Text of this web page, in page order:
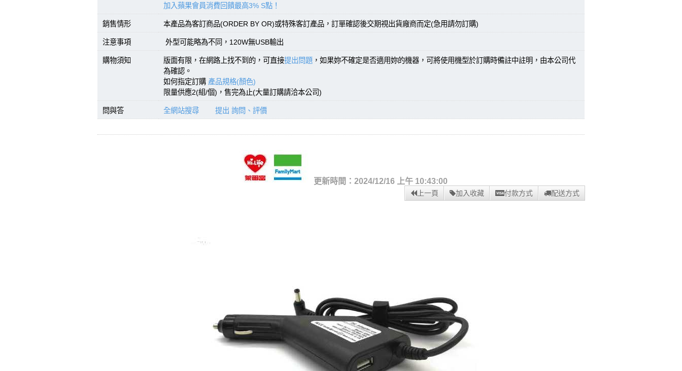
加入蘋果會員消費回饋最高3% S點！
銷售情形 本產品為客訂商品(ORDER BY OR)或特殊客訂產品，訂單確認後交期視出貨廠商而定(急用請勿訂購)
注意事項 外型可能略為不同，120W無USB輸出
購物須知 版面有限，在網路上找不到的，可直接提出問題 ，如果妳不確定是否適用妳的機器，可將使用機型於訂購時備註中註明，由本公司代
為確認。
如何指定訂購 產品規格(顏色)
限量供應2(組/個)，售完為止(大量訂購請洽本公司)
問與答 全網站搜尋 提出 詢問、評價
更新時間：2024/12/16 上午 10:43:00
上一頁 加入收藏 付款方式 配送方式